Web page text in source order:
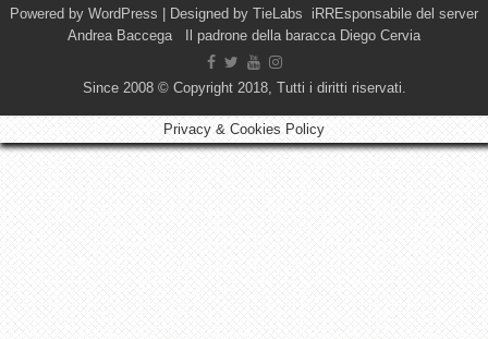
Powered by WordPress | Designed by TieLabs iRREsponsabile del server
Andrea Baccega Il padrone della baracca Diego Cervia
Since 2008 © Copyright 2018, Tutti i diritti riservati.
Privacy & Cookies Policy